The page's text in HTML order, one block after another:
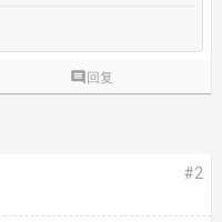
 回复
#2